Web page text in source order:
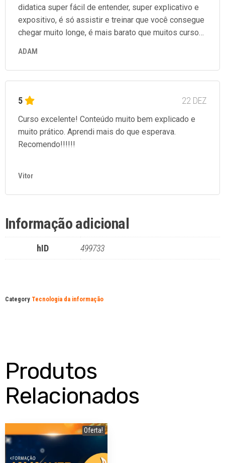
didatica super fácil de entender, super explicativo e
expositivo, é só assistir e treinar que você consegue
chegar muito longe, é mais barato que muitos cursos
ADAM
5 22 DEZ
Curso excelente! Conteúdo muito bem explicado e
muito prático. Aprendi mais do que esperava.
Recomendo!!!!!!
Vitor
Informação adicional
hID 499733
Category Tecnologia da informação
Produtos
Relacionados
Oferta!